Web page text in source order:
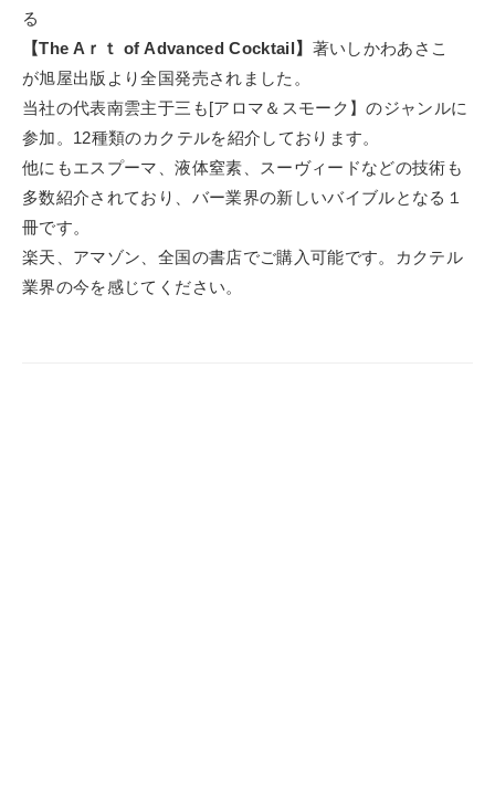
る
【The Aｒｔ of Advanced Cocktail】 著いしかわあさこ
が旭屋出版より全国発売されました。
当社の代表南雲主于三も[アロマ＆スモーク】のジャンルに
参加。12種類のカクテルを紹介しております。
他にもエスプーマ、液体窒素、スーヴィードなどの技術も
多数紹介されており、バー業界の新しいバイブルとなる１
冊です。
楽天、アマゾン、全国の書店でご購入可能です。カクテル
業界の今を感じてください。